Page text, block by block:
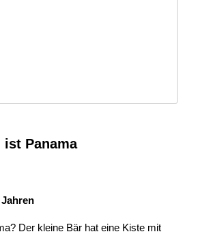
Panama
Der kleine Bär hat eine Kiste mit